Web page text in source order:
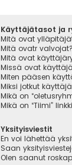
Käyttäjätasot ja
Mitä ovat
Mitä ovatr valvojat?
Mitä ovat
Missä ovat
Miten pääsen
Miksi jotkut
Mikä on
Mikä on “Tiimi”
Yksityisviestit
En voi lähettää
Saan
Olen saanut